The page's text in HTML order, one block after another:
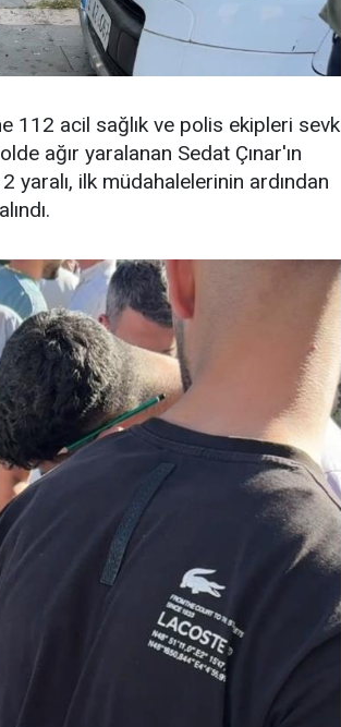
112 acil sağlık ve polis ekipleri sevk
ağır yaralanan Sedat Çınar'ın
yaralı, ilk müdahalelerinin ardından